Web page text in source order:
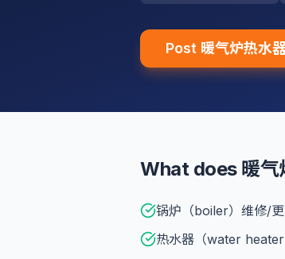
Post 暖气炉热水
What does 暖气
锅炉（boiler）维修/
热水器（water